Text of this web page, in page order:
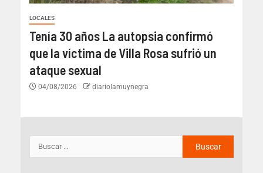
LOCALES
Tenía 30 años La autopsia confirmó
que la víctima de Villa Rosa sufrió un
ataque sexual
04/08/2026 diariolamuynegra